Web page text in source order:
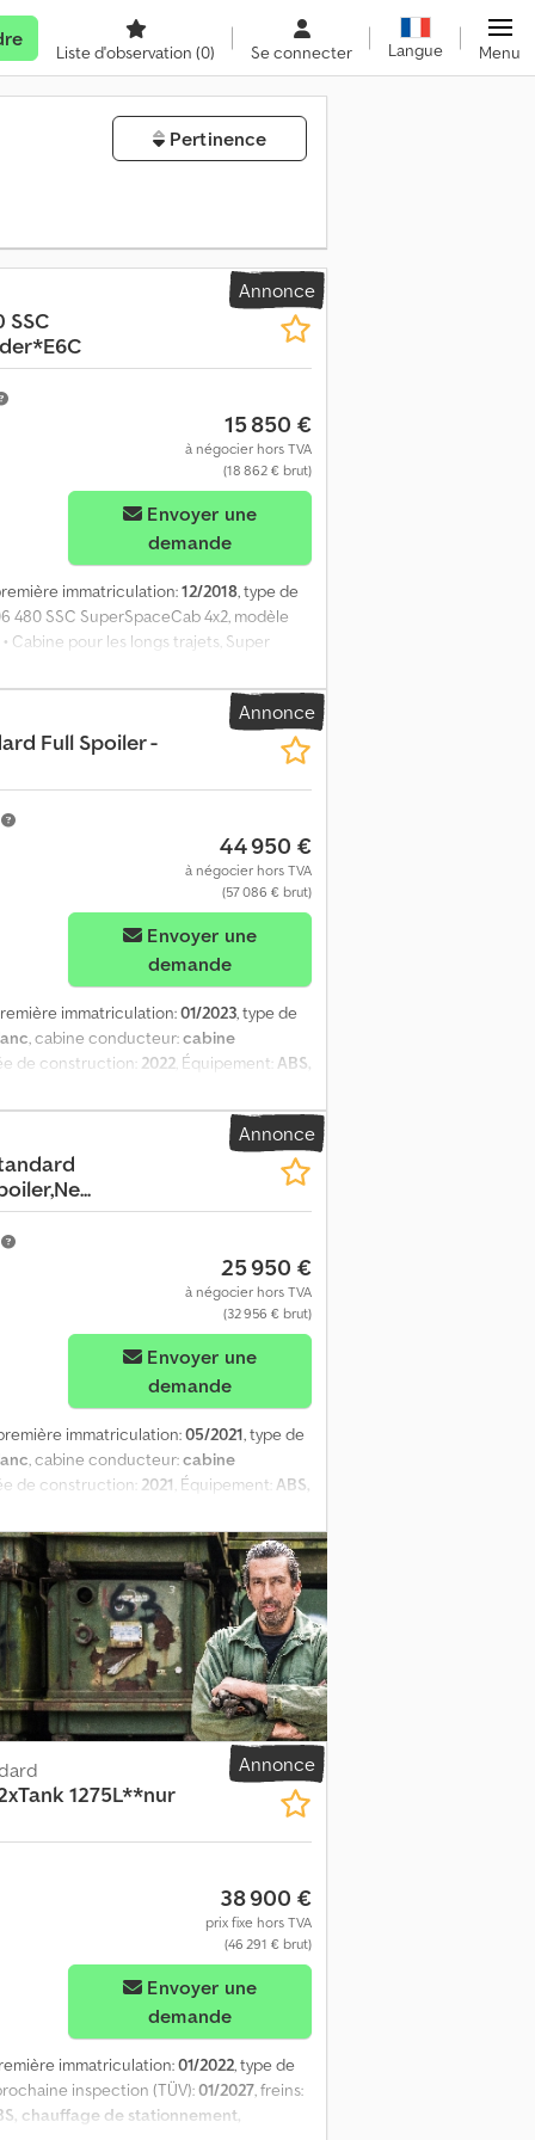
Liste d'observation (0) Se connecter Langue Menu
Pertinence
Annonce
SSC
15 850 €
à négocier hors TVA
(18 862 € brut)
demande
immatriculation:12/2018, type de
480 SSC SuperSpaceCab 4x2, modèle
Cabine pour les longs trajets, Super
: 12 902 cm³ • Boîte de vitesses
adaptatif • Assistance au freinage
/ désactivable • Aide au démarrage en
brouillard • Climatisation automatique /
Vitres électriques • Volant
• Radio / CD • Téléphone / CB •
: 8 461 kg • Empattement : 3 700 mm
avant/arrière : 315/60 R22.5 /
Dcsdozq U Sgjpfx Afdjk - Contrôle
d'erreurs et de vente entre-temps !
Annonce
Full Spoiler -
44 950 €
à négocier hors TVA
(57 086 € brut)
demande
immatriculation:01/2023, type de
, cabine conducteur:cabine
de construction: 2022, Équipement: ABS,
régulation électrique des
- Sièges à suspension pneumatique -
Remarques = DAF XG480 Standard
nouveau tachygraphe G2v2, affichage
vide : 8 043 kg Contrôle technique
Annonce
25 950 €
à négocier hors TVA
(32 956 € brut)
demande
immatriculation:05/2021, type de
, cabine conducteur:cabine
de construction: 2021, Équipement: ABS,
ordinateur de bord, phares
centralisé, = Options et accessoires
alliage léger - Sièges à suspension
- Déflecteurs latéraux - Pare-soleil -
248 km, numéro de châssis :
compteur G2v2, jantes en alliage. =
: 12 902 cm³ Poids à vide : 7 809 kg
Annonce
1275L**nur
38 900 €
prix fixe hors TVA
(46 291 € brut)
demande
immatriculation:01/2022, type de
inspection (TÜV):01/2027, freins:
chauffage de stationnement,